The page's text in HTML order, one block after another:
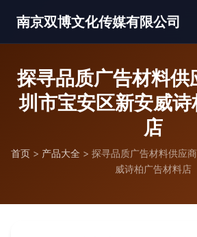
南京双博文化传媒有限公司
探寻品质广告材料供
圳市宝安区新安威
店
首页 > 产品大全 > 探寻品质广告材料供应
威诗柏广告材料店